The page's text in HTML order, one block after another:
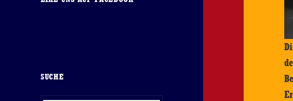
SUCHE